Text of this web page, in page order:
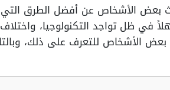
بعض الأشخاص عن أفضل الطرق
في ظل تواجد التكنولوجيا،
بعض الأشخاص للتعرف على ذلك،